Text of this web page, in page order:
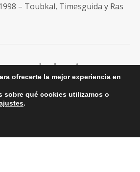
– Toubkal, Timesguida y Ras
de la cima
ofrecerte la mejor experiencia en
sobre qué cookies utilizamos o
.